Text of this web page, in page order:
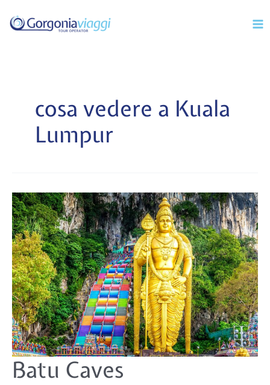
contenuto
cosa vedere a Kuala
Lumpur
Batu Caves
Batu
Caves